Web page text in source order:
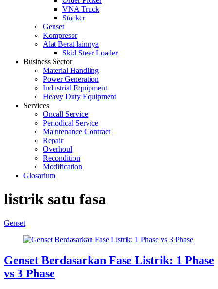
VNA Truck
Stacker
Genset
Kompresor
Alat Berat lainnya
Skid Steer Loader
Business Sector
Material Handling
Power Generation
Industrial Equipment
Heavy Duty Equipment
Services
Oncall Service
Periodical Service
Maintenance Contract
Repair
Overhoul
Recondition
Modification
Glosarium
listrik satu fasa
Genset
Genset Berdasarkan Fase Listrik: 1 Phase
vs 3 Phase